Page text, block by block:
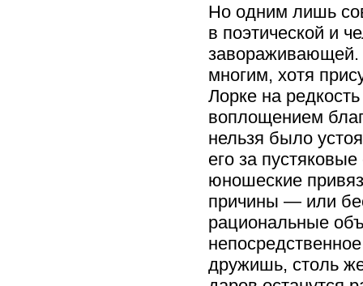
Но одним лишь
в поэтической и
завораживающей.
многим, хотя
Лорке на
воплощением
нельзя было
его за
юношеские
причины — или
рациональные
дружишь, столь